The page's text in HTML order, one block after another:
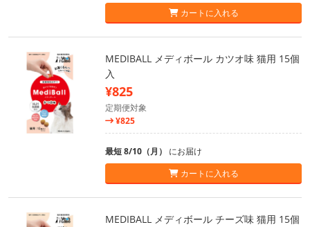
カートに入れる
MEDIBALL メディボール カツオ味 猫用 15個
入
¥825
定期便対象
¥825
最短 8/10（月） にお届け
カートに入れる
MEDIBALL メディボール チーズ味 猫用 15個